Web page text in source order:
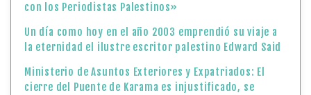
con los Periodistas Palestinos»
Un día como hoy en el año 2003 emprendió su viaje a
la eternidad el ilustre escritor palestino Edward Said
Ministerio de Asuntos Exteriores y Expatriados: El
cierre del Puente de Karama es injustificado, se